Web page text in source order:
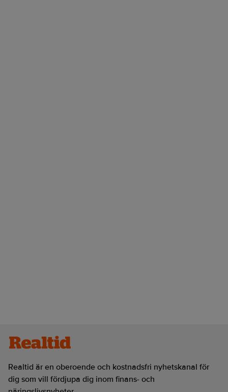
Realtid är en oberoende och kostnadsfri nyhetskanal för
dig som vill fördjupa dig inom finans- och